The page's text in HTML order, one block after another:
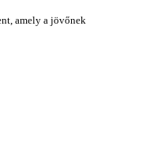
amely a jövőnek